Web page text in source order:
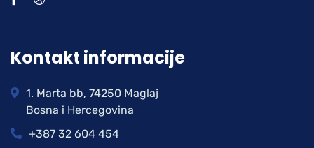
Kontakt informacije
1. Marta bb, 74250 Maglaj
Bosna i Hercegovina
+387 32 604 454